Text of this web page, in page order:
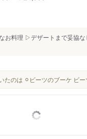
お料理 ▷デザートまで妥協な
のは ⚪︎ビーツのブーケ ビ